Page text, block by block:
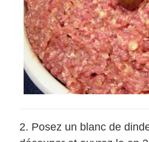
Posez un blanc de